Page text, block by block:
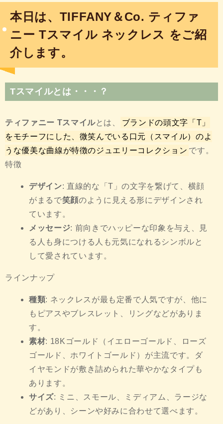
本日は、TIFFANY＆Co. ティファ
ニー Tスマイル ネックレス をご紹
介します。
Tスマイルとは・・・？
ティファニー Tスマイルとは、
ブランドの頭文字「T」
をモチーフにした、微笑んでいる口元（スマイル）のよ
うな優美な曲線が特徴のジュエリーコレクション です。
特徴
デザイン: 直線的な「T」の文字を繋げて、横顔
がまるで笑顔のように見える形にデザインされ
ています。
メッセージ: 前向きでハッピーな印象を与え、見
る人も身につける人も元気になれるシンボルと
して愛されています。
ラインナップ
種類: ネックレスが最も定番で人気ですが、他に
もピアスやブレスレット、リングなどがありま
す。
素材: 18Kゴールド（イエローゴールド、ローズ
ゴールド、ホワイトゴールド）が主流です。ダ
イヤモンドが敷き詰められた華やかなタイプも
あります。
サイズ: ミニ、スモール、ミディアム、ラージな
どがあり、シーンや好みに合わせて選べます。